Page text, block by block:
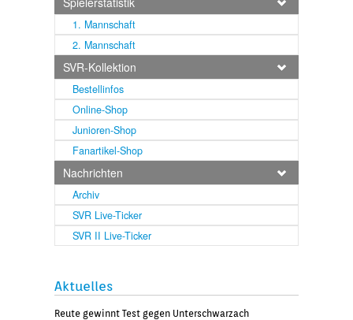
1. Mannschaft
2. Mannschaft
SVR-Kollektion
Bestellinfos
Online-Shop
Junioren-Shop
Fanartikel-Shop
Nachrichten
Archiv
SVR Live-Ticker
SVR II Live-Ticker
Aktuelles
Reute gewinnt Test gegen Unterschwarzach